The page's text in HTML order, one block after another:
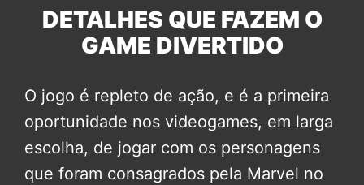
DETALHES QUE FAZEM O
GAME DIVERTIDO
O jogo é repleto de ação, e é a primeira
oportunidade nos videogames, em larga
escolha, de jogar com os personagens
que foram consagrados pela Marvel no